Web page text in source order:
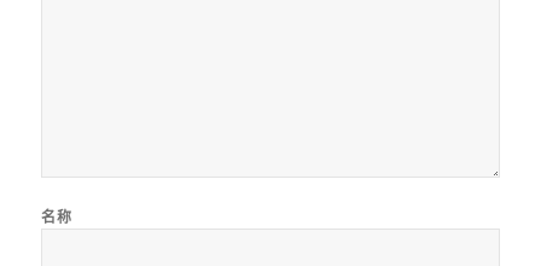
名称